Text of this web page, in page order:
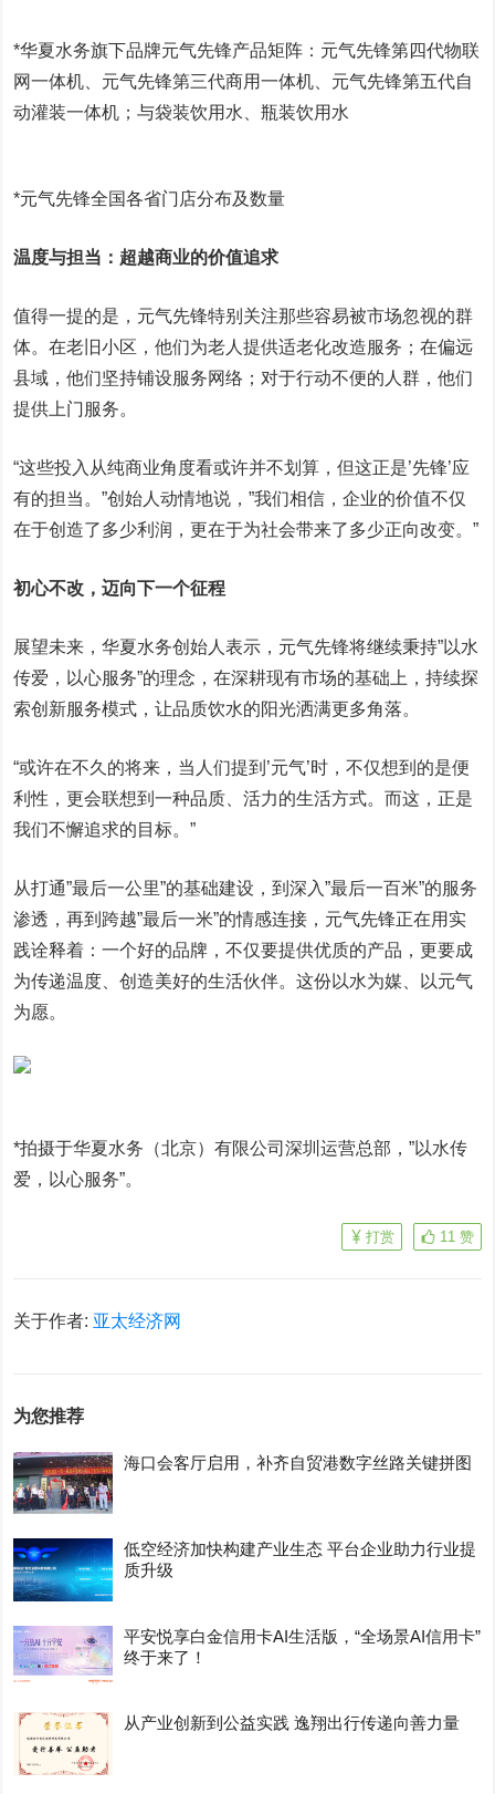
*华夏水务旗下品牌元气先锋产品矩阵：元气先锋第四代物联
网一体机、元气先锋第三代商用一体机、元气先锋第五代自
动灌装一体机；与袋装饮用水、瓶装饮用水
*元气先锋全国各省门店分布及数量
温度与担当：超越商业的价值追求
值得一提的是，元气先锋特别关注那些容易被市场忽视的群
体。在老旧小区，他们为老人提供适老化改造服务；在偏远
县域，他们坚持铺设服务网络；对于行动不便的人群，他们
提供上门服务。
“这些投入从纯商业角度看或许并不划算，但这正是’先锋’应
有的担当。”创始人动情地说，”我们相信，企业的价值不仅
在于创造了多少利润，更在于为社会带来了多少正向改变。”
初心不改，迈向下一个征程
展望未来，华夏水务创始人表示，元气先锋将继续秉持”以水
传爱，以心服务”的理念，在深耕现有市场的基础上，持续探
索创新服务模式，让品质饮水的阳光洒满更多角落。
“或许在不久的将来，当人们提到’元气’时，不仅想到的是便
利性，更会联想到一种品质、活力的生活方式。而这，正是
我们不懈追求的目标。”
从打通”最后一公里”的基础建设，到深入”最后一百米”的服务
渗透，再到跨越”最后一米”的情感连接，元气先锋正在用实
践诠释着：一个好的品牌，不仅要提供优质的产品，更要成
为传递温度、创造美好的生活伙伴。这份以水为媒、以元气
为愿。
*拍摄于华夏水务（北京）有限公司深圳运营总部，”以水传
爱，以心服务”。
11 赞
打赏
关于作者: 亚太经济网
为您推荐
海口会客厅启用，补齐自贸港数字丝路关键拼图
低空经济加快构建产业生态 平台企业助力行业提
质升级
平安悦享白金信用卡AI生活版，“全场景AI信用卡”
终于来了！
从产业创新到公益实践 逸翔出行传递向善力量